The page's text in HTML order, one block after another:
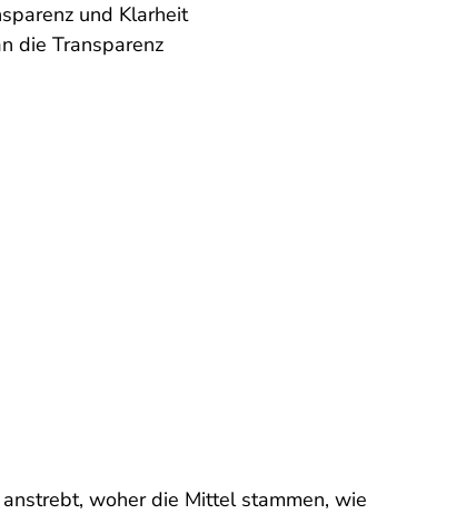
und Klarheit
die Transparenz
woher die Mittel stammen, wie